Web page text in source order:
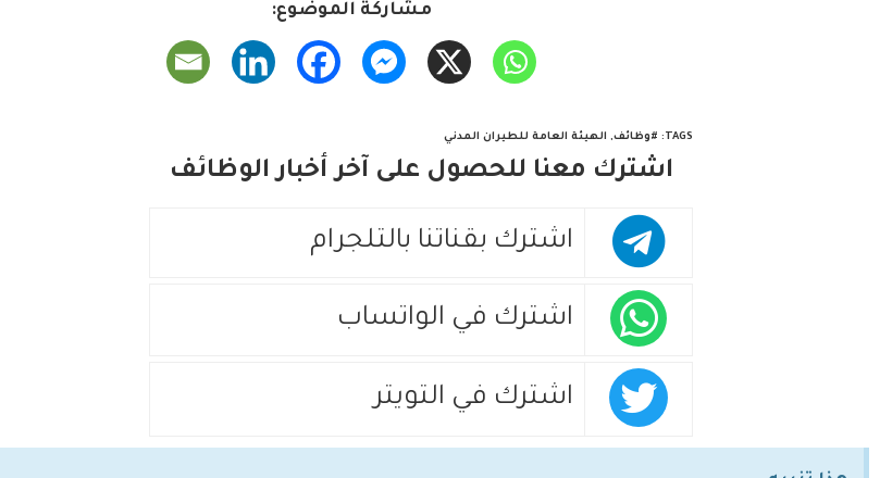
مشاركة الموضوع:
TAGS
: #وظائف, الهيئة العامة للطيران المدني
اشترك معنا للحصول على آخر أخبار الوظائف
اشترك بقناتنا بالتلجرام
اشترك في الواتساب
اشترك في التويتر